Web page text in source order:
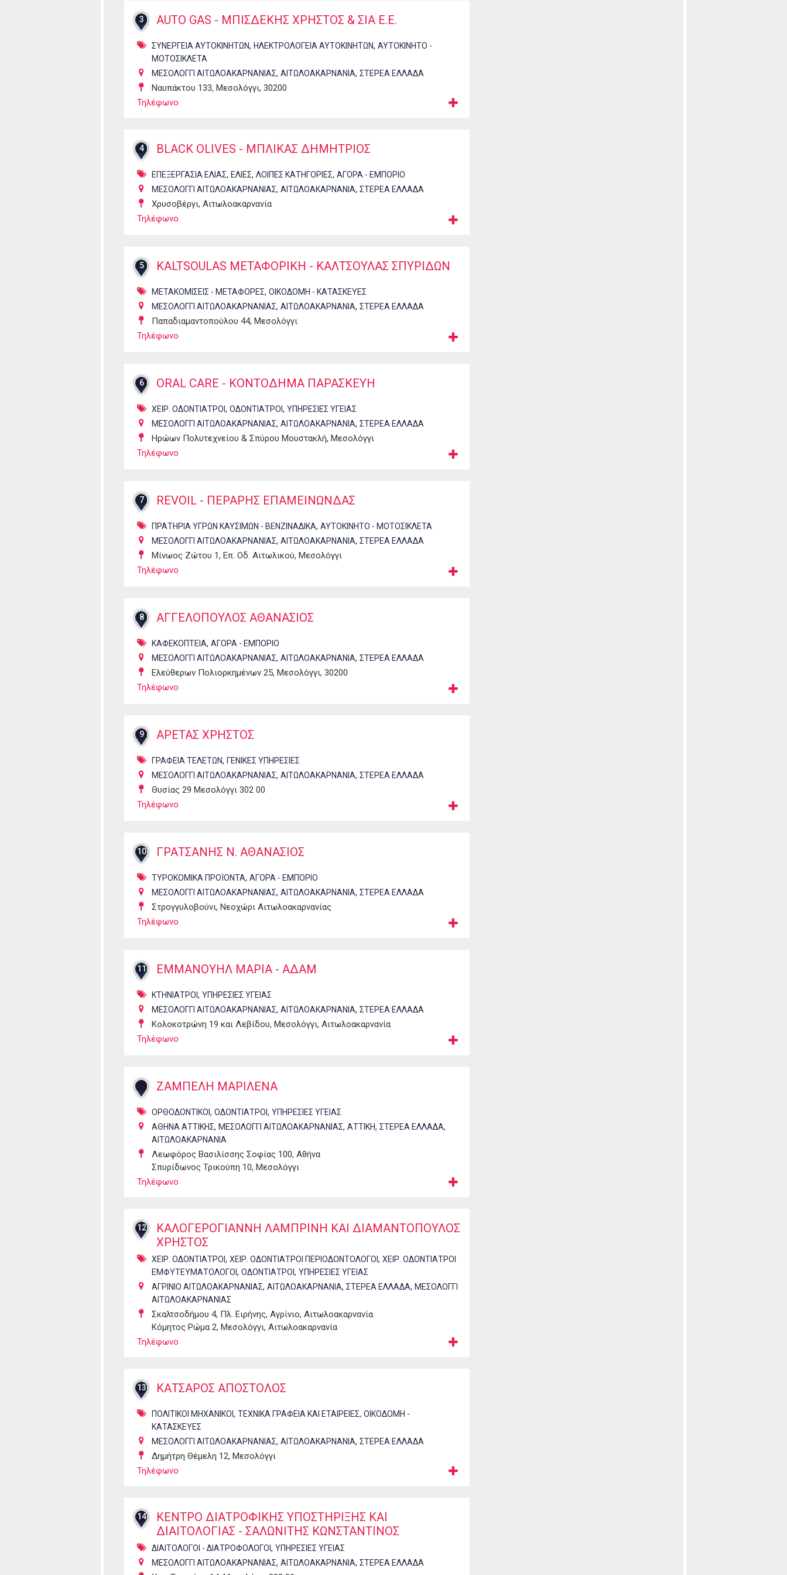
3 AUTO GAS - ΜΠΙΣΔΕΚΗΣ ΧΡΗΣΤΟΣ & ΣΙΑ Ε.Ε.
ΣΥΝΕΡΓΕΙΑ ΑΥΤΟΚΙΝΗΤΩΝ, ΗΛΕΚΤΡΟΛΟΓΕΙΑ ΑΥΤΟΚΙΝΗΤΩΝ, ΑΥΤΟΚΙΝΗΤΟ -
ΜΟΤΟΣΙΚΛΕΤΑ
ΜΕΣΟΛΟΓΓΙ ΑΙΤΩΛΟΑΚΑΡΝΑΝΙΑΣ, ΑΙΤΩΛΟΑΚΑΡΝΑΝΙΑ, ΣΤΕΡΕΑ ΕΛΛΑΔΑ
Ναυπάκτου 133, Μεσολόγγι, 30200
Τηλέφωνο
4 BLACK OLIVES - ΜΠΛΙΚΑΣ ΔΗΜΗΤΡΙΟΣ
ΕΠΕΞΕΡΓΑΣΙΑ ΕΛΙΑΣ, ΕΛΙΕΣ, ΛΟΙΠΕΣ ΚΑΤΗΓΟΡΙΕΣ, ΑΓΟΡΑ - ΕΜΠΟΡΙΟ
ΜΕΣΟΛΟΓΓΙ ΑΙΤΩΛΟΑΚΑΡΝΑΝΙΑΣ, ΑΙΤΩΛΟΑΚΑΡΝΑΝΙΑ, ΣΤΕΡΕΑ ΕΛΛΑΔΑ
Χρυσοβέργι, Αιτωλοακαρνανία
Τηλέφωνο
5 KALTSOULAS ΜΕΤΑΦΟΡΙΚΗ - ΚΑΛΤΣΟΥΛΑΣ ΣΠΥΡΙΔΩΝ
ΜΕΤΑΚΟΜΙΣΕΙΣ - ΜΕΤΑΦΟΡΕΣ, ΟΙΚΟΔΟΜΗ - ΚΑΤΑΣΚΕΥΕΣ
ΜΕΣΟΛΟΓΓΙ ΑΙΤΩΛΟΑΚΑΡΝΑΝΙΑΣ, ΑΙΤΩΛΟΑΚΑΡΝΑΝΙΑ, ΣΤΕΡΕΑ ΕΛΛΑΔΑ
Παπαδιαμαντοπούλου 44, Μεσολόγγι
Τηλέφωνο
6 ORAL CARE - ΚΟΝΤΟΔΗΜΑ ΠΑΡΑΣΚΕΥΗ
ΧΕΙΡ. ΟΔΟΝΤΙΑΤΡΟΙ , ΟΔΟΝΤΙΑΤΡΟΙ , ΥΠΗΡΕΣΙΕΣ ΥΓΕΙΑΣ
ΜΕΣΟΛΟΓΓΙ ΑΙΤΩΛΟΑΚΑΡΝΑΝΙΑΣ, ΑΙΤΩΛΟΑΚΑΡΝΑΝΙΑ, ΣΤΕΡΕΑ ΕΛΛΑΔΑ
Ηρώων Πολυτεχνείου & Σπύρου Μουστακλή, Μεσολόγγι
Τηλέφωνο
7 REVOIL - ΠΕΡΑΡΗΣ ΕΠΑΜΕΙΝΩΝΔΑΣ
ΠΡΑΤΗΡΙΑ ΥΓΡΩΝ ΚΑΥΣΙΜΩΝ - ΒΕΝΖΙΝΑΔΙΚΑ, ΑΥΤΟΚΙΝΗΤΟ - ΜΟΤΟΣΙΚΛΕΤΑ
ΜΕΣΟΛΟΓΓΙ ΑΙΤΩΛΟΑΚΑΡΝΑΝΙΑΣ, ΑΙΤΩΛΟΑΚΑΡΝΑΝΙΑ, ΣΤΕΡΕΑ ΕΛΛΑΔΑ
Μίνωος Ζώτου 1, Επ. Οδ. Αιτωλικού, Μεσολόγγι
Τηλέφωνο
8 ΑΓΓΕΛΟΠΟΥΛΟΣ ΑΘΑΝΑΣΙΟΣ
ΚΑΦΕΚΟΠΤΕΙΑ, ΑΓΟΡΑ - ΕΜΠΟΡΙΟ
ΜΕΣΟΛΟΓΓΙ ΑΙΤΩΛΟΑΚΑΡΝΑΝΙΑΣ, ΑΙΤΩΛΟΑΚΑΡΝΑΝΙΑ, ΣΤΕΡΕΑ ΕΛΛΑΔΑ
Ελεύθερων Πολιορκημένων 25, Μεσολόγγι, 30200
Τηλέφωνο
9 ΑΡΕΤΑΣ ΧΡΗΣΤΟΣ
ΓΡΑΦΕΙΑ ΤΕΛΕΤΩΝ, ΓΕΝΙΚΕΣ ΥΠΗΡΕΣΙΕΣ
ΜΕΣΟΛΟΓΓΙ ΑΙΤΩΛΟΑΚΑΡΝΑΝΙΑΣ, ΑΙΤΩΛΟΑΚΑΡΝΑΝΙΑ, ΣΤΕΡΕΑ ΕΛΛΑΔΑ
Θυσίας 29 Μεσολόγγι 302 00
Τηλέφωνο
10 ΓΡΑΤΣΑΝΗΣ Ν. ΑΘΑΝΑΣΙΟΣ
ΤΥΡΟΚΟΜΙΚΑ ΠΡΟΪΟΝΤΑ, ΑΓΟΡΑ - ΕΜΠΟΡΙΟ
ΜΕΣΟΛΟΓΓΙ ΑΙΤΩΛΟΑΚΑΡΝΑΝΙΑΣ, ΑΙΤΩΛΟΑΚΑΡΝΑΝΙΑ, ΣΤΕΡΕΑ ΕΛΛΑΔΑ
Στρογγυλοβούνι, Νεοχώρι Αιτωλοακαρνανίας
Τηλέφωνο
11 ΕΜΜΑΝΟΥΗΛ ΜΑΡΙΑ - ΑΔΑΜ
ΚΤΗΝΙΑΤΡΟΙ , ΥΠΗΡΕΣΙΕΣ ΥΓΕΙΑΣ
ΜΕΣΟΛΟΓΓΙ ΑΙΤΩΛΟΑΚΑΡΝΑΝΙΑΣ, ΑΙΤΩΛΟΑΚΑΡΝΑΝΙΑ, ΣΤΕΡΕΑ ΕΛΛΑΔΑ
Κολοκοτρώνη 19 και Λεβίδου, Μεσολόγγι, Αιτωλοακαρνανία
Τηλέφωνο
ΖΑΜΠΕΛΗ ΜΑΡΙΛΕΝΑ
ΟΡΘΟΔΟΝΤΙΚΟΙ , ΟΔΟΝΤΙΑΤΡΟΙ , ΥΠΗΡΕΣΙΕΣ ΥΓΕΙΑΣ
ΑΘΗΝΑ ΑΤΤΙΚΗΣ, ΜΕΣΟΛΟΓΓΙ ΑΙΤΩΛΟΑΚΑΡΝΑΝΙΑΣ, ΑΤΤΙΚΗ, ΣΤΕΡΕΑ ΕΛΛΑΔΑ,
ΑΙΤΩΛΟΑΚΑΡΝΑΝΙΑ
Λεωφόρος Βασιλίσσης Σοφίας 100, Αθήνα
Σπυρίδωνος Τρικούπη 10, Μεσολόγγι
Τηλέφωνο
12
ΚΑΛΟΓΕΡΟΓΙΑΝΝΗ ΛΑΜΠΡΙΝΗ ΚΑΙ ΔΙΑΜΑΝΤΟΠΟΥΛΟΣ
ΧΡΗΣΤΟΣ
ΧΕΙΡ. ΟΔΟΝΤΙΑΤΡΟΙ , ΧΕΙΡ. ΟΔΟΝΤΙΑΤΡΟΙ ΠΕΡΙΟΔΟΝΤΟΛΟΓΟΙ , ΧΕΙΡ. ΟΔΟΝΤΙΑΤΡΟΙ
ΕΜΦΥΤΕΥΜΑΤΟΛΟΓΟΙ , ΟΔΟΝΤΙΑΤΡΟΙ , ΥΠΗΡΕΣΙΕΣ ΥΓΕΙΑΣ
ΑΓΡΙΝΙΟ ΑΙΤΩΛΟΑΚΑΡΝΑΝΙΑΣ, ΑΙΤΩΛΟΑΚΑΡΝΑΝΙΑ, ΣΤΕΡΕΑ ΕΛΛΑΔΑ, ΜΕΣΟΛΟΓΓΙ
ΑΙΤΩΛΟΑΚΑΡΝΑΝΙΑΣ
Σκαλτσοδήμου 4, Πλ. Ειρήνης, Αγρίνιο, Αιτωλοακαρνανία
Κόμητος Ρώμα 2, Μεσολόγγι, Αιτωλοακαρνανία
Τηλέφωνο
13 ΚΑΤΣΑΡΟΣ ΑΠΟΣΤΟΛΟΣ
ΠΟΛΙΤΙΚΟΙ ΜΗΧΑΝΙΚΟΙ , ΤΕΧΝΙΚΑ ΓΡΑΦΕΙΑ ΚΑΙ ΕΤΑΙΡΕΙΕΣ, ΟΙΚΟΔΟΜΗ -
ΚΑΤΑΣΚΕΥΕΣ
ΜΕΣΟΛΟΓΓΙ ΑΙΤΩΛΟΑΚΑΡΝΑΝΙΑΣ, ΑΙΤΩΛΟΑΚΑΡΝΑΝΙΑ, ΣΤΕΡΕΑ ΕΛΛΑΔΑ
Δημήτρη Θέμελη 12, Μεσολόγγι
Τηλέφωνο
14
ΚΕΝΤΡΟ ΔΙΑΤΡΟΦΙΚΗΣ ΥΠΟΣΤΗΡΙΞΗΣ ΚΑΙ
ΔΙΑΙΤΟΛΟΓΙΑΣ - ΣΑΛΩΝΙΤΗΣ ΚΩΝΣΤΑΝΤΙΝΟΣ
ΔΙΑΙΤΟΛΟΓΟΙ - ΔΙΑΤΡΟΦΟΛΟΓΟΙ , ΥΠΗΡΕΣΙΕΣ ΥΓΕΙΑΣ
ΜΕΣΟΛΟΓΓΙ ΑΙΤΩΛΟΑΚΑΡΝΑΝΙΑΣ, ΑΙΤΩΛΟΑΚΑΡΝΑΝΙΑ, ΣΤΕΡΕΑ ΕΛΛΑΔΑ